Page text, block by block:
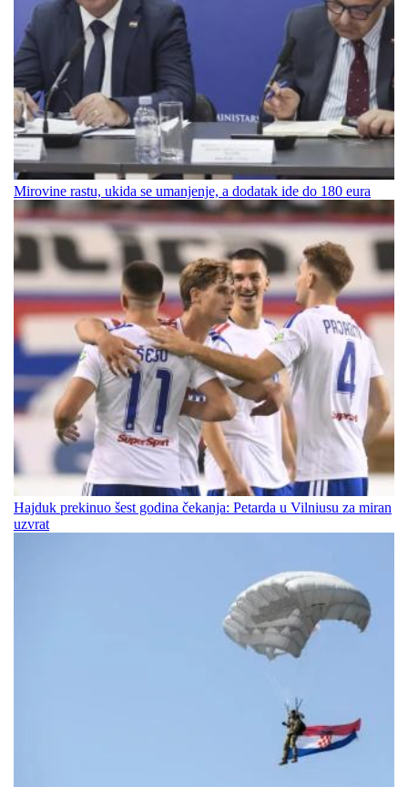
Mirovine rastu, ukida se umanjenje, a dodatak ide do 180 eura
Hajduk prekinuo šest godina čekanja: Petarda u Vilniusu za miran
uzvrat